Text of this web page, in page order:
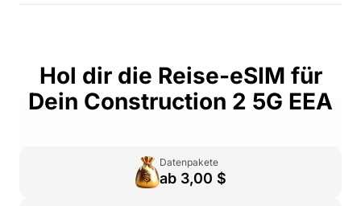
Hol dir die Reise-eSIM für
Dein Construction 2 5G EEA
Datenpakete
ab 3,00 $